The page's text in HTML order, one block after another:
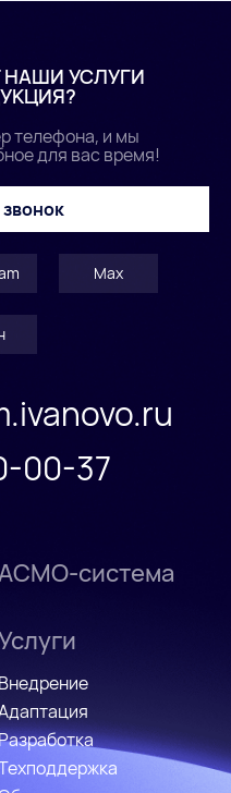
НАШИ УСЛУГИ
телефона, и мы
для вас время!
Max
00-37
Внедрение
система